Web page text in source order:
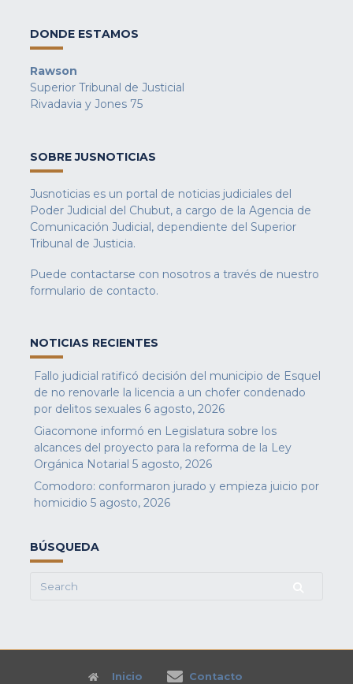
DONDE ESTAMOS
Rawson
Superior Tribunal de Justicial
Rivadavia y Jones 75
SOBRE JUSNOTICIAS
Jusnoticias es un portal de noticias judiciales del
Poder Judicial del Chubut, a cargo de la Agencia de
Comunicación Judicial, dependiente del Superior
Tribunal de Justicia.
Puede contactarse con nosotros a través de nuestro
formulario de contacto.
NOTICIAS RECIENTES
Fallo judicial ratificó decisión del municipio de Esquel
de no renovarle la licencia a un chofer condenado
por delitos sexuales 6 agosto, 2026
Giacomone informó en Legislatura sobre los
alcances del proyecto para la reforma de la Ley
Orgánica Notarial 5 agosto, 2026
Comodoro: conformaron jurado y empieza juicio por
homicidio 5 agosto, 2026
BÚSQUEDA
Search
Inicio Contacto